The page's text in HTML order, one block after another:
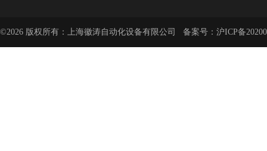
©2026 版权所有：上海徽涛自动化设备有限公司 备案号： 沪ICP备